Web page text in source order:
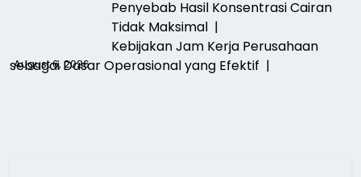
Penyebab Hasil Konsentrasi Cairan
Tidak Maksimal |
Kebijakan Jam Kerja Perusahaan
sebagai Dasar Operasional yang Efektif |
August 6, 2026